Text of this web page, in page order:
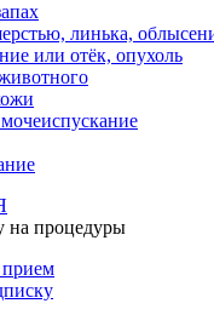
линька,
или отёк, опухоль
на процедуры
прием